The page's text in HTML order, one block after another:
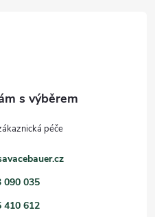
090 035
410 612